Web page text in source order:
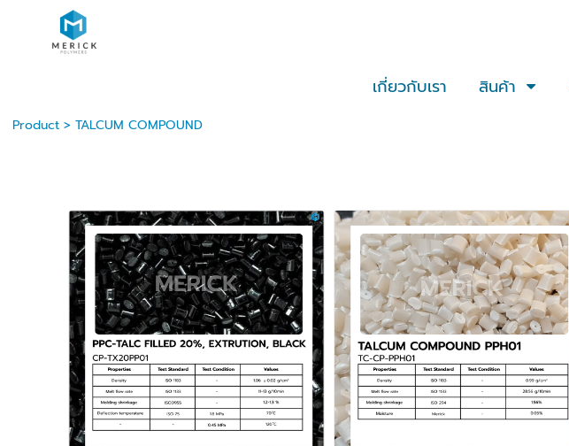
เกี่ยวกับเรา สินค้า
Product> TALCUM COMPOUND